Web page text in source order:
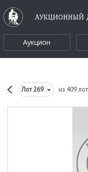
АУКЦИОННЫЙ
Аукцион
Лот269 из 409